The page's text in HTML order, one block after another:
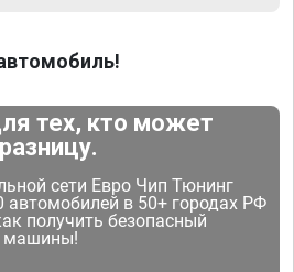
тех, кто может
сети Евро Чип Тюнинг
автомобилей в 50+ городах РФ
получить безопасный
машины!